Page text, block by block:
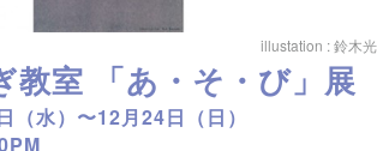
illustation : 鈴木光
教室 「あ・そ・び」展
（水）〜12月24日（日）